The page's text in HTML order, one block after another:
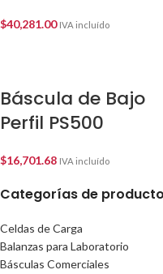
Categorías de
Celdas de Carga
Balanzas para Laboratorio
Básculas Comerciales
$40,281.00 IVA incluído
Báscula de Bajo
Perfil PS500
$16,701.68 IVA incluído